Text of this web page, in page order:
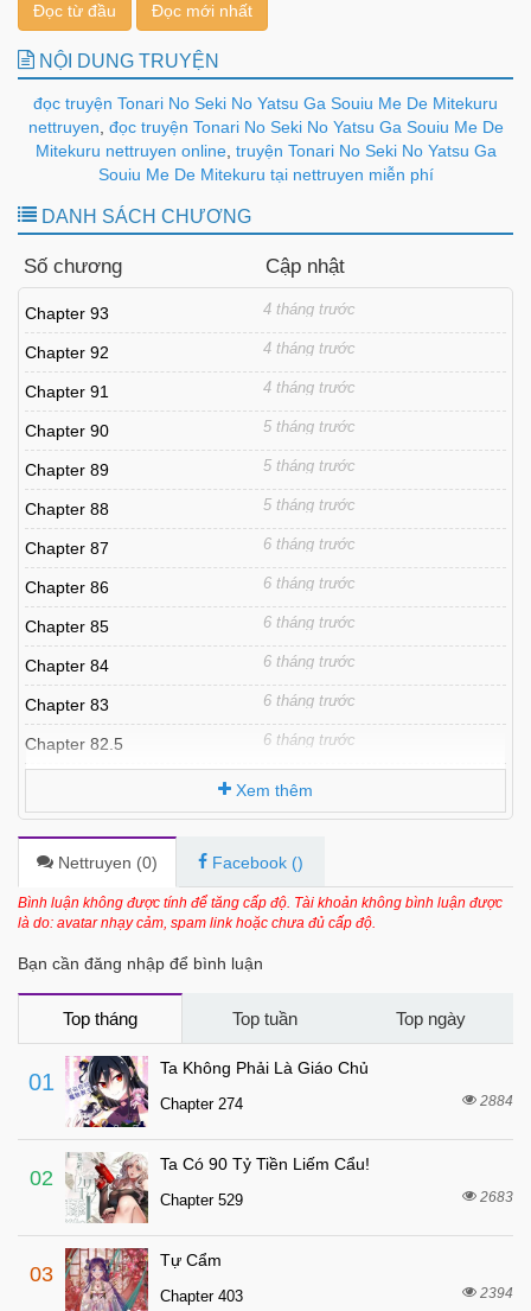
Đọc từ đầu Đọc mới nhất
NỘI DUNG TRUYỆN
đọc truyện Tonari No Seki No Yatsu Ga Souiu Me De Mitekuru
nettruyen đọc truyện Tonari No Seki No Yatsu Ga Souiu Me De
Mitekuru nettruyen online, truyện Tonari No Seki No Yatsu Ga
Souiu Me De Mitekuru tại nettruyen miễn phí
DANH SÁCH CHƯƠNG
Số chương Cập nhật
Chapter 93 4 tháng trước
Chapter 92 4 tháng trước
Chapter 91 4 tháng trước
Chapter 90 5 tháng trước
Chapter 89 5 tháng trước
Chapter 88 5 tháng trước
Chapter 87 6 tháng trước
Chapter 86 6 tháng trước
Chapter 85 6 tháng trước
Chapter 84 6 tháng trước
Chapter 83 6 tháng trước
Chapter 82.5 6 tháng trước
Chapter 81 7 tháng trước
Chapter 80 7 tháng trước
Chapter 79 7 tháng trước
7 tháng trước
Chapter 76 7 tháng trước
Chapter 75
Chapter 74
Chapter 73
Chapter 72 7 tháng trước
Chapter 71
Chapter 70
Chapter 69
Xem thêm
Nettruyen (0) Facebook ()
Bình luận không được tính để tăng cấp độ. Tài khoản không bình luận được
là do: avatar nhạy cảm, spam link hoặc chưa đủ cấp độ.
Bạn cần đăng nhập để bình luận
Top tháng Top tuần Top ngày
01
Ta Không Phải Là Giáo Chủ
Chapter 274 2884
02
Ta Có 90 Tỷ Tiền Liếm Cẩu!
Chapter 529 2683
03
Tự Cẩm
Chapter 403 2394